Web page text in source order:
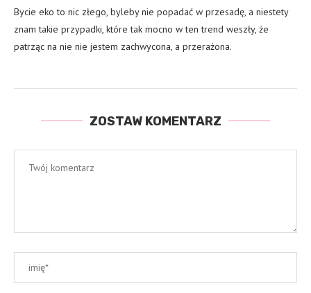
Bycie eko to nic złego, byleby nie popadać w przesadę, a niestety
znam takie przypadki, które tak mocno w ten trend weszły, że
patrząc na nie nie jestem zachwycona, a przerażona.
ZOSTAW KOMENTARZ